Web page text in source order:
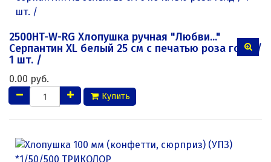
2500HT-W-RG Хлопушка ручная "Любви..."
Серпантин XL белый 25 см с печатью роза голд /
1 шт. /
0.00 руб.
Купить